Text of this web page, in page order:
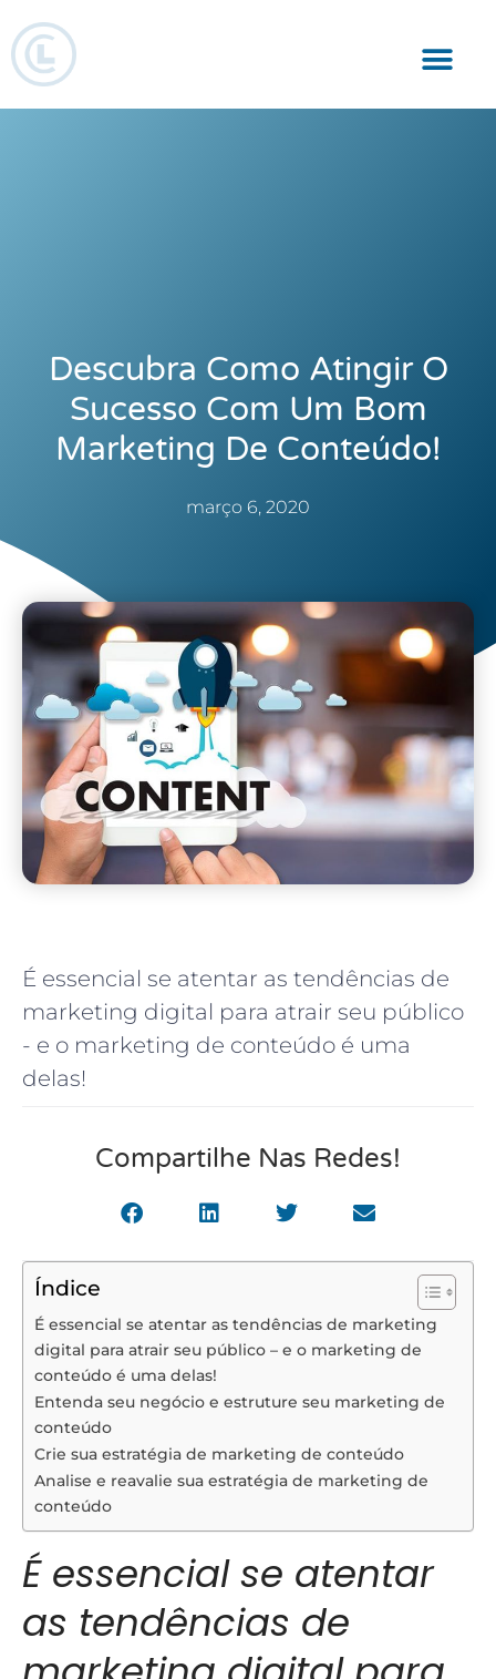
Descubra Como Atingir O
Sucesso Com Um Bom
Marketing De Conteúdo!
março 6, 2020
É essencial se atentar as tendências de
marketing digital para atrair seu público
- e o marketing de conteúdo é uma
delas!
Compartilhe Nas Redes!
Índice
É essencial se atentar as tendências de marketing
digital para atrair seu público – e o marketing de
conteúdo é uma delas!
Entenda seu negócio e estruture seu marketing de
conteúdo
Crie sua estratégia de marketing de conteúdo
Analise e reavalie sua estratégia de marketing de
conteúdo
É essencial se atentar
as tendências de